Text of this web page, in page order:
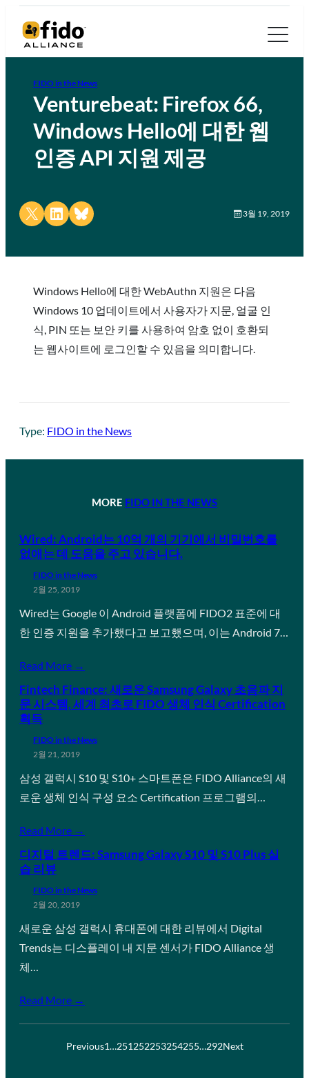
FIDO in the News
Venturebeat: Firefox 66,
Windows Hello에 대한 웹
인증 API 지원 제공
Share on X Share on LinkedIn
Share on Bluesky 3월 19, 2019
Windows Hello에 대한 WebAuthn 지원은 다음
Windows 10 업데이트에서 사용자가 지문, 얼굴 인
식, PIN 또는 보안 키를 사용하여 암호 없이 호환되
는 웹사이트에 로그인할 수 있음을 의미합니다.
Type: FIDO in the News
MORE FIDO IN THE NEWS
Wired: Android는 10억 개의 기기에서 비밀번호를
없애는 데 도움을 주고 있습니다.
FIDO in the News
2월 25, 2019
Wired는 Google 이 Android 플랫폼에 FIDO2 표준에 대
한 인증 지원을 추가했다고 보고했으며, 이는 Android 7…
Read More →
Fintech Finance: 새로운 Samsung Galaxy 초음파 지
문 시스템, 세계 최초로 FIDO 생체 인식 Certification
획득
FIDO in the News
2월 21, 2019
삼성 갤럭시 S10 및 S10+ 스마트폰은 FIDO Alliance의 새
로운 생체 인식 구성 요소 Certification 프로그램의…
Read More →
디지털 트렌드: Samsung Galaxy S10 및 S10 Plus 실
습 리뷰
FIDO in the News
2월 20, 2019
새로운 삼성 갤럭시 휴대폰에 대한 리뷰에서 Digital
Trends는 디스플레이 내 지문 센서가 FIDO Alliance 생
체…
Read More →
Previous1…251252253254255…292Next